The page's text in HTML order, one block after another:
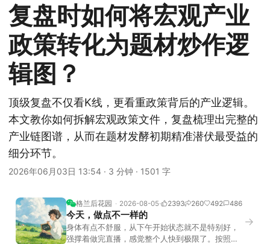
复盘时如何将宏观产业
政策转化为题材炒作逻
辑图？
顶级复盘不仅看K线，更看重政策背后的产业逻辑。
本文教你如何拆解宏观政策文件，复盘梳理出完整的
产业链图谱，从而在题材发酵初期精准潜伏最受益的
细分环节。
2026年06月03日 13:54 · 3 分钟 · 1501 字
格兰后花园 2026-08-05 2393 260 492 486
今天，做点不一样的
身体有点不舒服，从下午开始状态就不是特别好，
强撑着做完直播，感觉整个人快到极限了。按照平
→